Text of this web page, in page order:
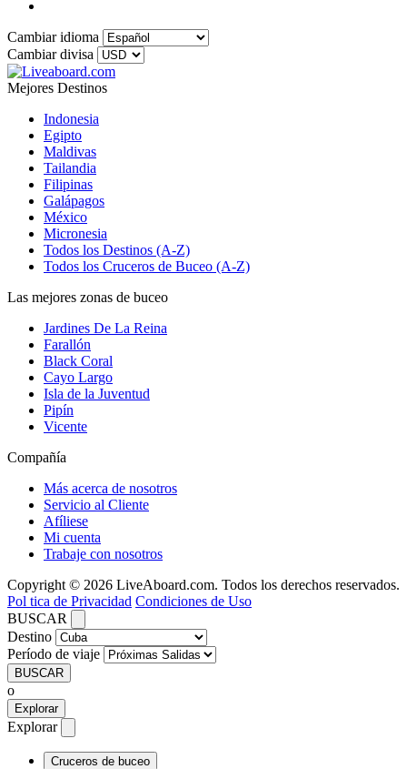
Cambiar idioma
Cambiar divisa
Mejores Destinos
Indonesia
Egipto
Maldivas
Tailandia
Filipinas
Galápagos
México
Micronesia
Todos los Destinos (A-Z)
Todos los Cruceros de Buceo (A-Z)
Las mejores zonas de buceo
Jardines De La Reina
Farallón
Black Coral
Cayo Largo
Isla de la Juventud
Pipín
Vicente
Compañía
Más acerca de nosotros
Servicio al Cliente
Afíliese
Mi cuenta
Trabaje con nosotros
Copyright © 2026 LiveAboard.com. Todos los derechos reservados.
Pol tica de Privacidad Condiciones de Uso
BUSCAR
Destino
Período de viaje
BUSCAR
o
Explorar
Explorar
Cruceros de buceo